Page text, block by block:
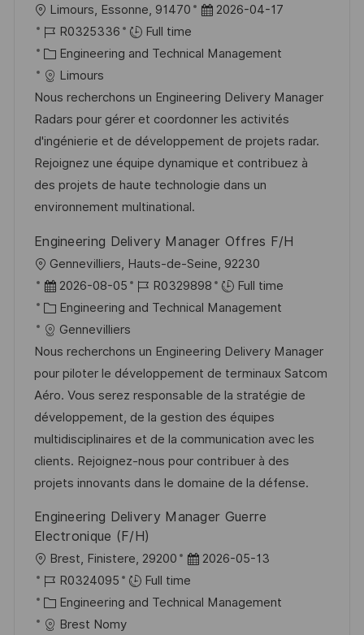
L
o
c
a
t
i
o
n
Limours, Essonne, 91470
P
s
e
d
D
a
t
2026-04-17
J
o
b
I
d
R0325336
Full time
C
a
t
e
g
o
r
y
Engineering and Technical Management
Limours
Nous recherchons un Engineering Delivery Manager
Radars pour gérer et coordonner les activités
d'ingénierie et de développement de projets radar.
Rejoignez une équipe dynamique et contribuez à
des projets de haute technologie dans un
environnement multinational.
Engineering Delivery Manager Offres F/H
L
o
c
a
t
i
o
n
Gennevilliers, Hauts-de-Seine, 92230
P
o
s
t
e
d
D
a
t
e
2026-08-05
J
o
I
d
R0329898
Full time
C
a
t
e
g
o
r
y
Engineering and Technical Management
Gennevilliers
Nous recherchons un Engineering Delivery Manager
pour piloter le développement de terminaux Satcom
Aéro. Vous serez responsable de la stratégie de
développement, de la gestion des équipes
multidisciplinaires et de la communication avec les
clients. Rejoignez-nous pour contribuer à des
projets innovants dans le domaine de la défense.
Engineering Delivery Manager Guerre
Electronique (F/H)
L
o
c
a
Brest, Finistere, 29200
P
o
s
2026-05-13
J
o
b
R0324095
Full time
C
a
Engineering and Technical Management
Brest Nomy